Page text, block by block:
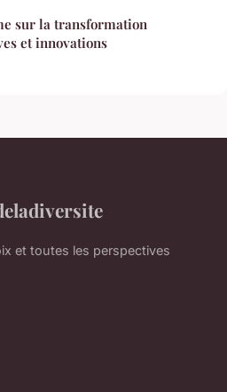
sur la transformation
et innovations
et toutes les perspectives